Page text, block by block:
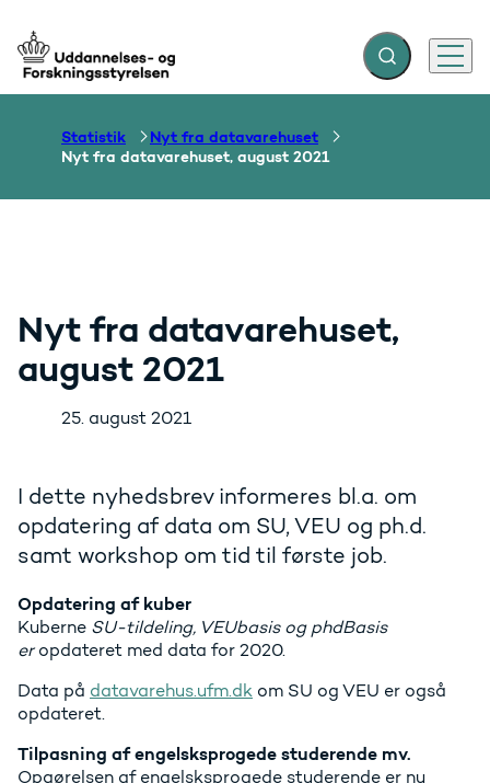
Gå til forsiden Fold søgefelt ud
Menu
Statistik
Nyt fra datavarehuset
Nyt fra datavarehuset, august 2021
Nyt fra datavarehuset,
august 2021
25. august 2021
I dette nyhedsbrev informeres bl.a. om
opdatering af data om SU, VEU og ph.d.
samt workshop om tid til første job.
Opdatering af kuber
Kuberne SU-tildeling, VEUbasis og phdBasis
eropdateret med data for 2020.
Data på datavarehus.ufm.dk om SU og VEU er også
opdateret.
Tilpasning af engelsksprogede studerende mv.
Opgørelsen af engelsksprogede studerende er nu